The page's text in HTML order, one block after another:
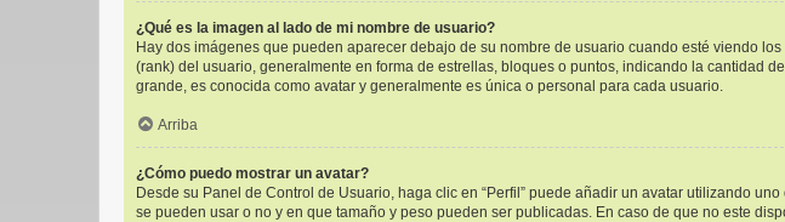
¿Qué es la imagen al lado de mi nombre de usuario?
Hay dos imágenes que pueden aparecer debajo de su nombre de usuario cuando esté viendo
(rank) del usuario, generalmente en forma de estrellas, bloques o puntos, indicando la cantidad
grande, es conocida como avatar y generalmente es única o personal para cada usuario.
Arriba
¿Cómo puedo mostrar un avatar?
Desde su Panel de Control de Usuario, haga clic en “Perfil” puede añadir un avatar utilizando
se pueden usar o no y en que tamaño y peso pueden ser publicadas. En caso de que no este